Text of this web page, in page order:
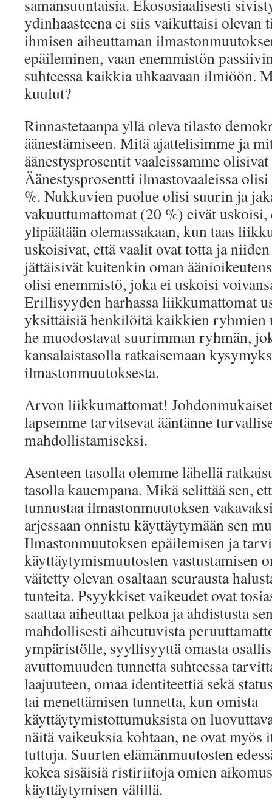
samansuuntaisia. Ekososiaalisesti
ydinhaasteena ei siis vaikuttaisi olevan
ihmisen aiheuttaman
epäileminen, vaan enemmistön
suhteessa kaikkia uhkaavaan ilmiöön.
kuulut?
Rinnastetaanpa yllä oleva tilasto
äänestämiseen. Mitä ajattelisimme ja
äänestysprosentit vaaleissamme
Äänestysprosentti ilmastovaaleissa
%. Nukkuvien puolue olisi suurin ja
vakuuttumattomat (20 %) eivät uskoisi,
ylipäätään olemassakaan, kun taas
uskoisivat, että vaalit ovat totta ja
jättäisivät kuitenkin oman
olisi enemmistö, joka ei uskoisi
Erillisyyden harhassa liikkumattomat
yksittäisiä henkilöitä kaikkien ryhmien
he muodostavat suurimman ryhmän,
kansalaistasolla ratkaisemaan
ilmastonmuutoksesta.
Arvon liikkumattomat!
lapsemme tarvitsevat ääntänne
mahdollistamiseksi.
Asenteen tasolla olemme lähellä
tasolla kauempana. Mikä selittää sen,
tunnustaa ilmastonmuutoksen
arjessaan onnistu käyttäytymään sen
Ilmastonmuutoksen epäilemisen ja
käyttäytymismuutosten vastustamisen
väitetty olevan osaltaan seurausta
tunteita. Psyykkiset vaikeudet ovat
saattaa aiheuttaa pelkoa ja ahdistusta
mahdollisesti aiheutuvista
ympäristölle, syyllisyyttä omasta
avuttomuuden tunnetta suhteessa
laajuuteen, omaa identiteettiä sekä
tai menettämisen tunnetta, kun omista
käyttäytymistottumuksista on
näitä vaikeuksia kohtaan, ne ovat
tuttuja. Suurten elämänmuutosten
kokea sisäisiä ristiriitoja omien
käyttäytymisen välillä.